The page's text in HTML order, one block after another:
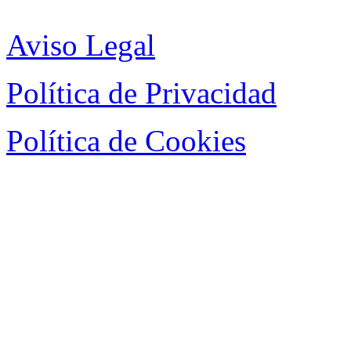
Aviso Legal
Política de Privacidad
Política de Cookies